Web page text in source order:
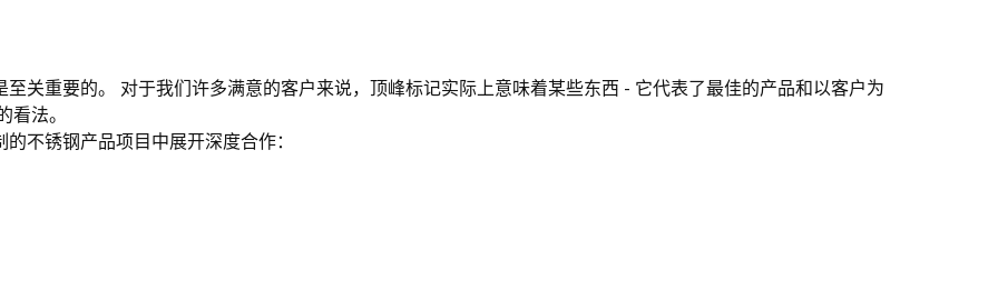
关重要的。 对于我们许多满意的客户来说，顶峰标记实际上意味着某些东西 - 它代表了最佳的产品和以客户为
法。
不锈钢产品项目中展开深度合作：